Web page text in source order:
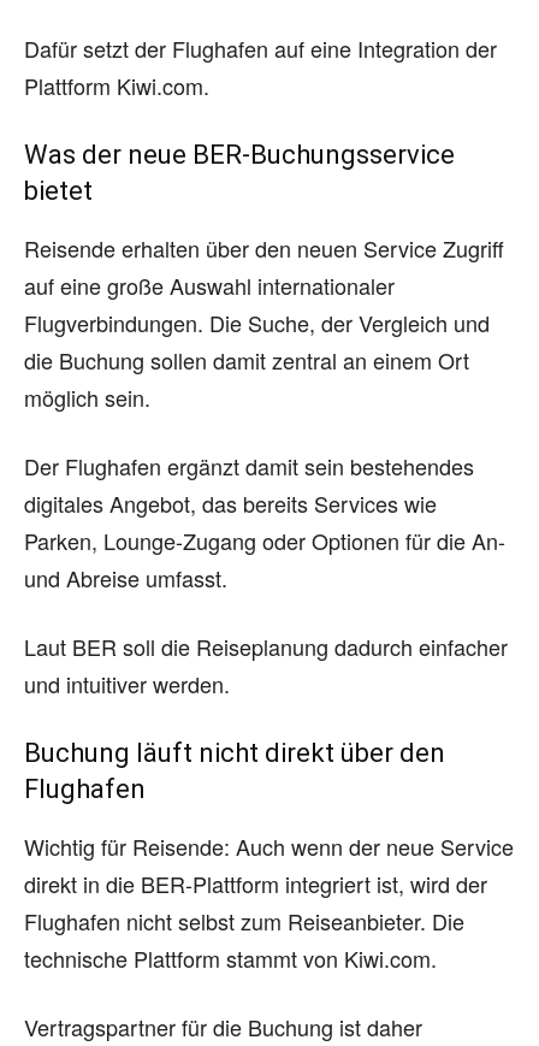
Dafür setzt der Flughafen auf eine Integration der
Plattform Kiwi.com.
Was der neue BER-Buchungsservice
bietet
Reisende erhalten über den neuen Service Zugriff
auf eine große Auswahl internationaler
Flugverbindungen. Die Suche, der Vergleich und
die Buchung sollen damit zentral an einem Ort
möglich sein.
Der Flughafen ergänzt damit sein bestehendes
digitales Angebot, das bereits Services wie
Parken, Lounge-Zugang oder Optionen für die An-
und Abreise umfasst.
Laut BER soll die Reiseplanung dadurch einfacher
und intuitiver werden.
Buchung läuft nicht direkt über den
Flughafen
Wichtig für Reisende: Auch wenn der neue Service
direkt in die BER-Plattform integriert ist, wird der
Flughafen nicht selbst zum Reiseanbieter. Die
technische Plattform stammt von Kiwi.com.
Vertragspartner für die Buchung ist daher